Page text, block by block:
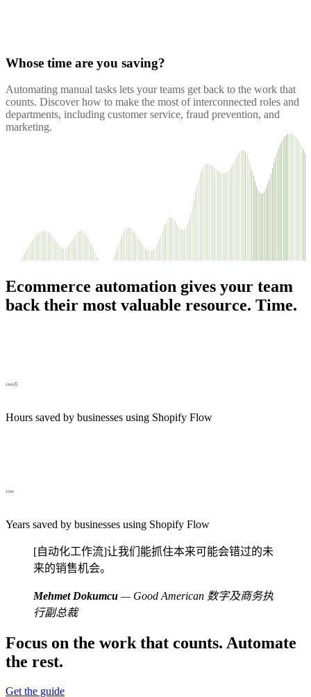
Whose time are you saving?
Automating manual tasks lets your teams get back to the work that
counts. Discover how to make the most of interconnected roles and
departments, including customer service, fraud prevention, and
marketing.
Ecommerce automation gives your team
back their most valuable resource. Time.
2200万
Hours saved by businesses using Shopify Flow
2500
Years saved by businesses using Shopify Flow
[自动化工作流]让我们能抓住本来可能会错过的未
来的销售机会。
Mehmet Dokumcu — Good American 数字及商务执
行副总裁
Focus on the work that counts. Automate
the rest.
Get the guide